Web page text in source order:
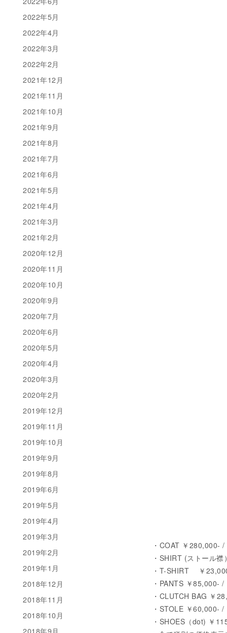
・COAT ￥280,000-
・SHIRT (ストール
・T-SHIRT ￥
・PANTS ￥85,000-
・CLUTCH BAG ￥
・STOLE ￥60,000-
・SHOES（dot) ￥
2022年5月
2022年4月
2022年3月
2022年2月
2021年12月
2021年11月
2021年10月
2021年9月
2021年8月
2021年7月
2021年6月
2021年5月
2021年4月
2021年3月
2021年2月
2020年12月
2020年11月
2020年10月
2020年9月
2020年7月
2020年6月
2020年5月
2020年4月
2020年3月
2020年2月
2019年12月
2019年11月
2019年10月
2019年9月
2019年8月
2019年6月
2019年5月
2019年4月
2019年3月
2019年2月
2019年1月
2018年12月
2018年11月
2018年10月
2018年9月